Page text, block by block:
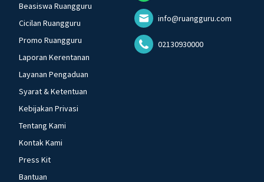
Beasiswa Ruangguru
Cicilan Ruangguru
Promo Ruangguru
Laporan Kerentanan
Layanan Pengaduan
Syarat & Ketentuan
Kebijakan Privasi
Tentang Kami
Kontak Kami
Press Kit
Bantuan
info@ruangguru.com
02130930000